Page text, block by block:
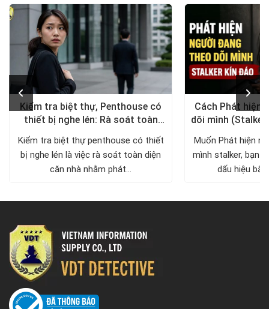
Kiểm tra biệt thự, Penthouse có
thiết bị nghe lén: Rà soát toàn
diện, trả lại không gian riêng tư
Kiểm tra biệt thự penthouse có thiết
bị nghe lén là việc rà soát toàn diện
căn nhà nhằm phát...
Cách Phát hiện
dõi mình
Muốn Phát hiện
mình stalker, bạn
dấu hiệu bất